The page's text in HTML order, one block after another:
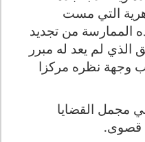
التي مست
الممارسة من تجديد
الذي لم يعد له مبرر
وجهة نظره مركزا
مجمل القضايا
قصوى.